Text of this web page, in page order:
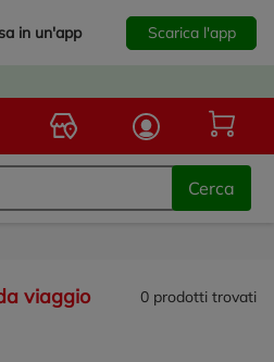
in un'app Scarica l'app
Torna alla homepage
Cerca
viaggio 0 prodotti trovati